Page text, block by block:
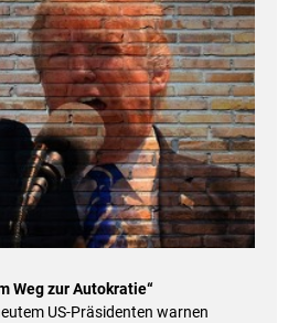
Weg zur Autokratie“
US-Präsidenten warnen